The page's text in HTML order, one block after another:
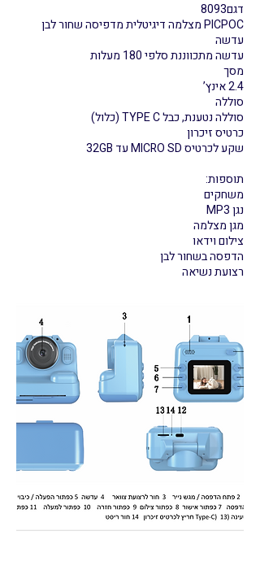
דגם8093
PICPOC מצלמה דיגיטלית מדפיסה שחור לבן
עדשה
עדשה מתכווננת סלפי 180 מעלות
מסך
2.4 אינץ’
סוללה
סוללה נטענת, כבל TYPE C (כלול)
כרטיס זיכרון
שקע לכרטיס MICRO SD עד 32GB
תוספות:
משחקים
נגן MP3
מגן מצלמה
צילום וידאו
הדפסה בשחור לבן
רצועת נשיאה